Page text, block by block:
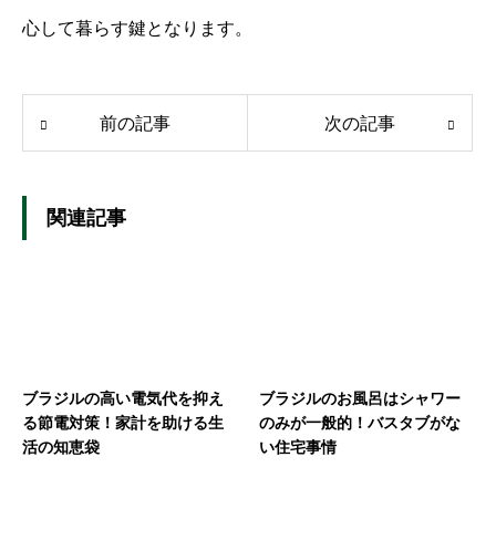
心して暮らす鍵となります。
前の記事 次の記事
関連記事
ブラジルの高い電気代を抑え
る節電対策！家計を助ける生
活の知恵袋
ブラジルのお風呂はシャワー
のみが一般的！バスタブがな
い住宅事情